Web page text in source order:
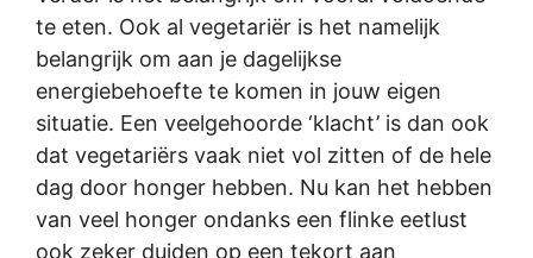
te eten. Ook al vegetariër is het namelijk
belangrijk om aan je dagelijkse
energiebehoefte te komen in jouw eigen
situatie. Een veelgehoorde ‘klacht’ is dan ook
dat vegetariërs vaak niet vol zitten of de hele
dag door honger hebben. Nu kan het hebben
van veel honger ondanks een flinke eetlust
ook zeker duiden op een tekort aan